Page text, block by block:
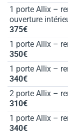
1 porte Allix –
ouverture
375€
1 porte Allix –
350€
1 porte Allix –
340€
2 porte Allix –
310€
1 porte Allix –
340€